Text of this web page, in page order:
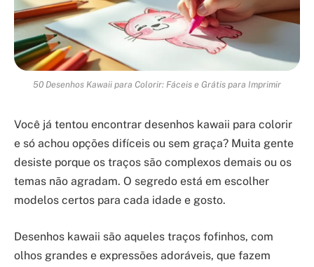
50 Desenhos Kawaii para Colorir: Fáceis e Grátis para Imprimir
Você já tentou encontrar desenhos kawaii para colorir
e só achou opções difíceis ou sem graça? Muita gente
desiste porque os traços são complexos demais ou os
temas não agradam. O segredo está em escolher
modelos certos para cada idade e gosto.
Desenhos kawaii são aqueles traços fofinhos, com
olhos grandes e expressões adoráveis, que fazem